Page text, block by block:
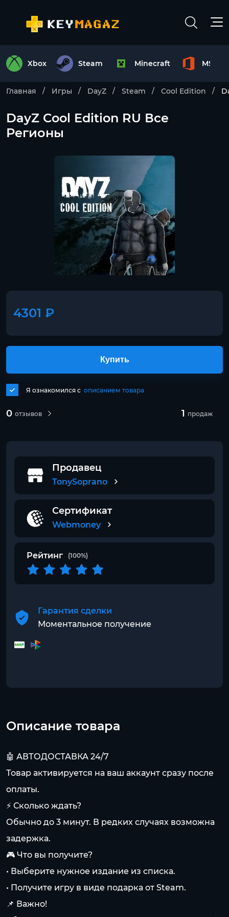
Xbox Steam Minecraft MS
Главная Игры DayZ Steam Cool Edition
DayZ Cool Edition RU Все
Регионы
4301 ₽
0 отзывов 1 продаж
Я ознакомился с описанием товара
Купить
Продавец
TonySoprano
Сертификат
Webmoney
Рейтинг (100%)
Гарантия сделки
Моментальное получение
Описание товара
🤖 АВТОДОСТАВКА 24/7
Товар активируется на ваш аккаунт сразу после
оплаты.
⚡ Сколько ждать?
Обычно до 3 минут. В редких случаях возможна
задержка.
🎮 Что вы получите?
• Выберите нужное издание из списка.
• Получите игру в виде подарка от Steam.
📌 Важно!